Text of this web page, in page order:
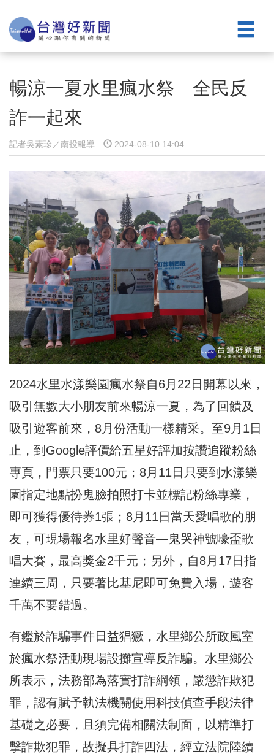
暢涼一夏水里瘋水祭 全民反
詐一起來
記者吳素珍／南投報導 2024-08-10 14:04
2024水里水漾樂園瘋水祭自6月22日開幕以來，
吸引無數大小朋友前來暢涼一夏，為了回饋及
吸引遊客前來，8月份活動一樣精采。至9月1日
止，到Google評價給五星好評加按讚追蹤粉絲
專頁，門票只要100元；8月11日只要到水漾樂
園指定地點扮鬼臉拍照打卡並標記粉絲專業，
即可獲得優待券1張；8月11日當天愛唱歌的朋
友，可現場報名水里好聲音—鬼哭神號嚎盃歌
唱大賽，最高獎金2千元；另外，自8月17日指
連續三周，只要著比基尼即可免費入場，遊客
千萬不要錯過。
有鑑於詐騙事件日益猖獗，水里鄉公所政風室
於瘋水祭活動現場設攤宣導反詐騙。水里鄉公
所表示，法務部為落實打詐綱領，嚴懲詐欺犯
罪，認有賦予執法機關使用科技偵查手段法律
基礎之必要，且須完備相關法制面，以精準打
擊詐欺犯罪，故擬具打詐四法，經立法院陸續